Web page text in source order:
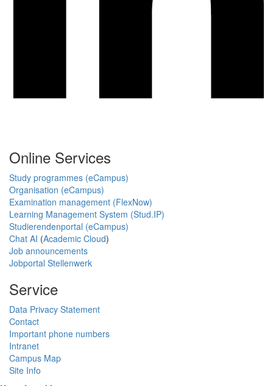
Online Services
Study programmes (eCampus)
Organisation (eCampus)
Examination management (FlexNow)
Learning Management System (Stud.IP)
Studierendenportal (eCampus)
Chat AI (Academic Cloud)
Job announcements
Jobportal Stellenwerk
Service
Data Privacy Statement
Contact
Important phone numbers
Intranet
Campus Map
Site Info